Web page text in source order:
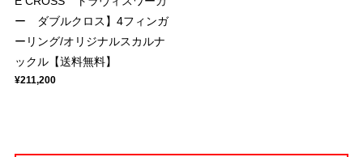
ー ダブルクロス】4フィンガ
ーリング/オリジナルスカルナ
ックル【送料無料】
¥211,200